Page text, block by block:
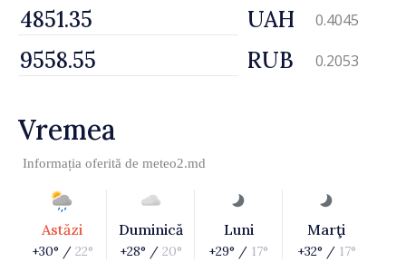
UAH 0.4045
RUB 0.2053
Vremea
Informația oferită de meteo2.md
Astăzi
+30° / 22°
Duminică
+28° / 20°
Luni
+29° / 17°
Marţi
+32° / 17°